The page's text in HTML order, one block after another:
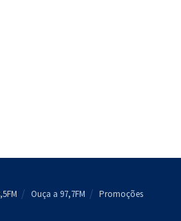
Ouça a 97,7FM Promoções